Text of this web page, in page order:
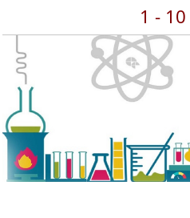
1 - 10